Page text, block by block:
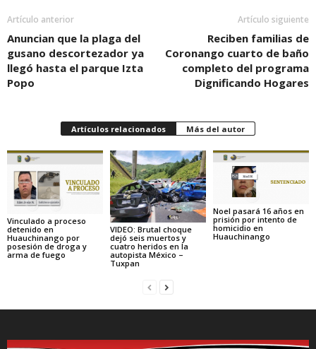
Artículo anterior
Anuncian que la plaga del
gusano descortezador ya
llegó hasta el parque Izta
Popo
Artículo siguiente
Reciben familias de
Coronango cuarto de baño
completo del programa
Dignificando Hogares
Artículos relacionados Más del autor
Vinculado a proceso
detenido en
Huauchinango por
posesión de droga y
arma de fuego
VIDEO: Brutal choque
dejó seis muertos y
cuatro heridos en la
autopista México –
Tuxpan
Noel pasará 16 años en
prisión por intento de
homicidio en
Huauchinango